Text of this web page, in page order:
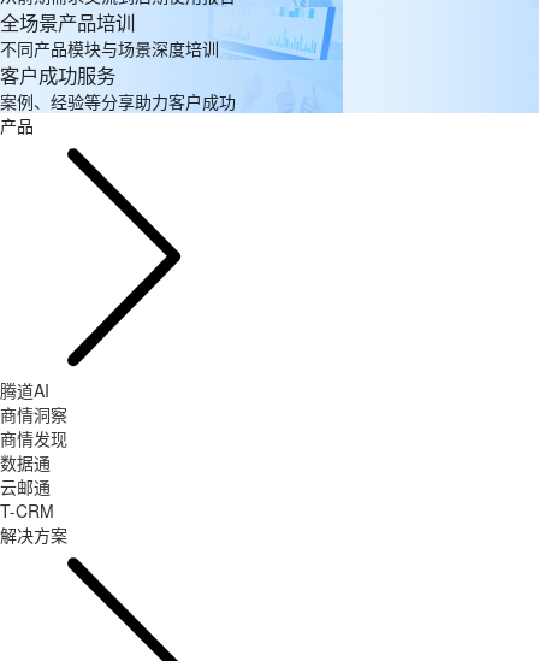
全场景产品培训
不同产品模块与场景深度培训
客户成功服务
案例、经验等分享助力客户成功
产品
腾道AI
商情洞察
商情发现
数据通
云邮通
T-CRM
解决方案